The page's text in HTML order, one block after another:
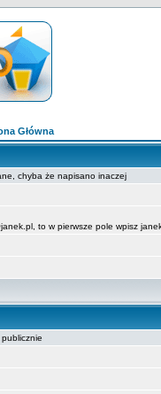
Główna
chyba że napisano inaczej
to w pierwsze pole wpisz